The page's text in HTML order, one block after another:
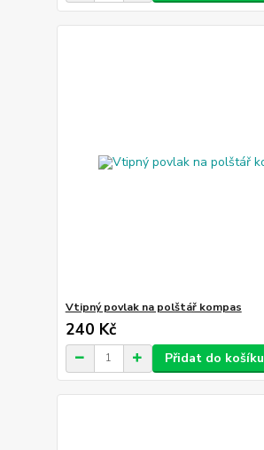
Vtipný povlak na polštář kompas
240 Kč
Přidat do košíku